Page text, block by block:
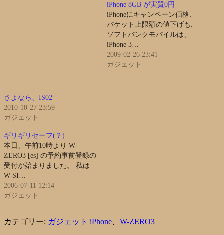
さよなら、IS02
2010-10-27 23:59
ガジェット
iPhone 8GB が実質0円
iPhoneにキャンペーン価格、
パケット上限額の値下げも.
ソフトバンクモバイルは、
iPhone 3…
2009-02-26 23:41
ガジェット
ギリギリセーフ(？)
本日、午前10時より W-
ZERO3 [es] の予約事前登録の
受付が始まりました。 私は
W-SI…
2006-07-11 12:14
ガジェット
カテゴリー: ガジェット iPhone W-ZERO3